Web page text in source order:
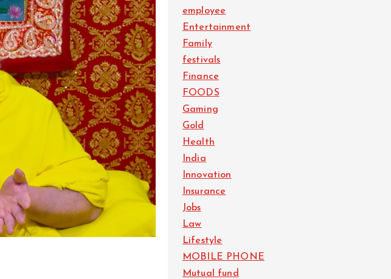
employee
Entertainment
Family
festivals
Finance
FOODS
Gaming
Gold
Health
India
Innovation
Insurance
Jobs
Law
Lifestyle
MOBILE PHONE
Mutual fund